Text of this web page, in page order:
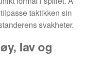
taktikken sin
svakheter.
lav og